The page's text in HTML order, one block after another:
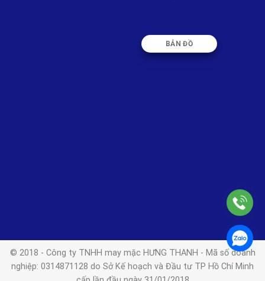
BẢN ĐỒ
© 2018 - Công ty TNHH may mặc HƯNG THANH - Mã số doanh
nghiệp: 0314871128 do Sở Kế hoạch và Đầu tư TP Hồ Chí Minh